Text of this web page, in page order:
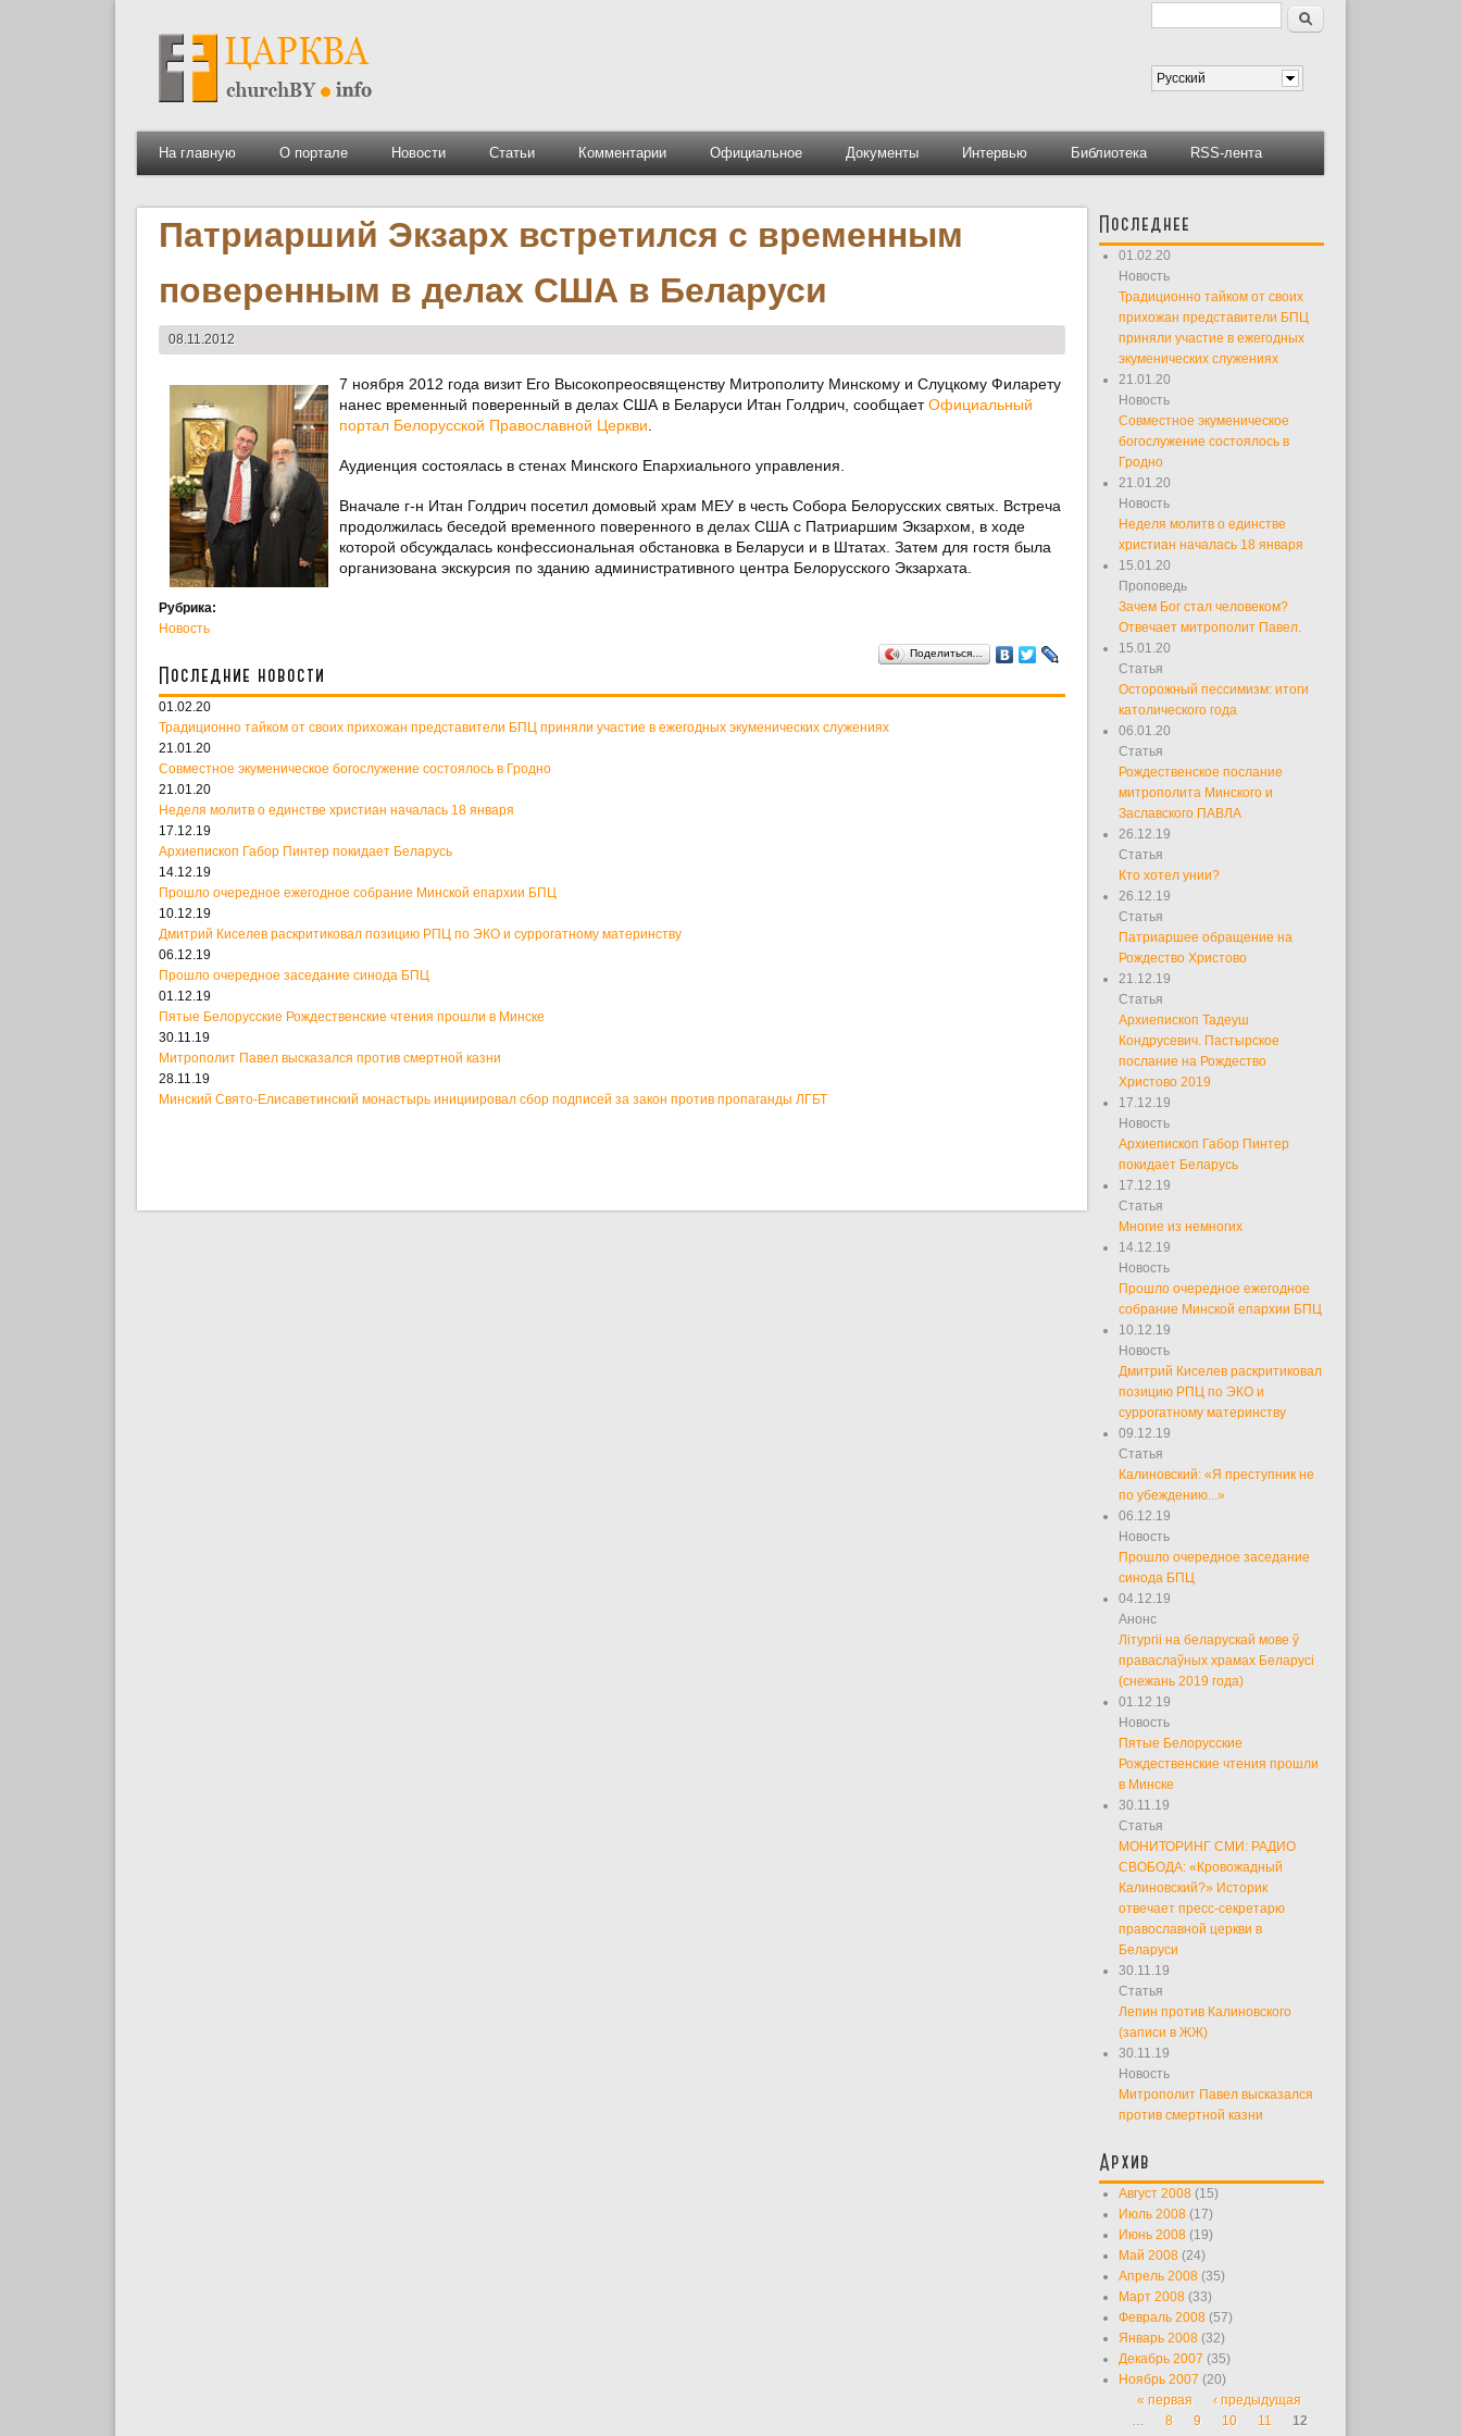
Форма поиска
Поиск
Русский
На главную О портале Новости Статьи Комментарии Официальное Документы Интервью Библиотека RSS-лента
Патриарший Экзарх встретился с временным
поверенным в делах США в Беларуси
08.11.2012
7 ноября 2012 года визит Его Высокопреосвященству Митрополиту Минскому и Слуцкому Филарету
нанес временный поверенный в делах США в Беларуси Итан Голдрич, сообщаетОфициальный
портал Белорусской Православной Церкви
Аудиенция состоялась в стенах Минского Епархиального управления.
Вначале г-н Итан Голдрич посетил домовый храм МЕУ в честь Собора Белорусских святых. Встреча
продолжилась беседой временного поверенного в делах США с Патриаршим Экзархом, в ходе
которой обсуждалась конфессиональная обстановка в Беларуси и в Штатах. Затем для гостя была
организована экскурсия по зданию административного центра Белорусского Экзархата.
Рубрика:
Новость
Поделиться…
Последние новости
01.02.20
Традиционно тайком от своих прихожан представители БПЦ приняли участие в ежегодных экуменических служениях
21.01.20
Совместное экуменическое богослужение состоялось в Гродно
21.01.20
Неделя молитв о единстве христиан началась 18 января
17.12.19
Архиепископ Габор Пинтер покидает Беларусь
14.12.19
Прошло очередное ежегодное собрание Минской епархии БПЦ
10.12.19
Дмитрий Киселев раскритиковал позицию РПЦ по ЭКО и суррогатному материнству
06.12.19
Прошло очередное заседание синода БПЦ
01.12.19
Пятые Белорусские Рождественские чтения прошли в Минске
30.11.19
Митрополит Павел высказался против смертной казни
28.11.19
Минский Свято-Елисаветинский монастырь инициировал сбор подписей за закон против пропаганды ЛГБТ
Последнее
01.02.20
Новость
Традиционно тайком от своих
прихожан представители БПЦ
приняли участие в ежегодных
экуменических служениях
21.01.20
Новость
Совместное экуменическое
богослужение состоялось в
Гродно
21.01.20
Новость
Неделя молитв о единстве
христиан началась 18 января
15.01.20
Проповедь
Зачем Бог стал человеком?
Отвечает митрополит Павел.
15.01.20
Статья
Осторожный пессимизм: итоги
католического года
06.01.20
Статья
Рождественское послание
митрополита Минского и
Заславского ПАВЛА
26.12.19
Статья
Кто хотел унии?
26.12.19
Статья
Патриаршее обращение на
Рождество Христово
21.12.19
Статья
Архиепископ Тадеуш
Кондрусевич. Пастырское
послание на Рождество
Христово 2019
17.12.19
Новость
Архиепископ Габор Пинтер
покидает Беларусь
17.12.19
Статья
Многие из немногих
14.12.19
Новость
Прошло очередное ежегодное
собрание Минской епархии БПЦ
10.12.19
Новость
Дмитрий Киселев раскритиковал
позицию РПЦ по ЭКО и
суррогатному материнству
09.12.19
Статья
Калиновский: «Я преступник не
по убеждению...»
06.12.19
Новость
Прошло очередное заседание
синода БПЦ
04.12.19
Анонс
Літургіі на беларускай мове ў
праваслаўных храмах Беларусі
(снежань 2019 года)
01.12.19
Новость
Пятые Белорусские
Рождественские чтения прошли
в Минске
30.11.19
Статья
МОНИТОРИНГ СМИ: РАДИО
СВОБОДА: «Кровожадный
Калиновский?» Историк
отвечает пресс-секретарю
православной церкви в
Беларуси
30.11.19
Статья
Лепин против Калиновского
(записи в ЖЖ)
30.11.19
Новость
Митрополит Павел высказался
против смертной казни
Архив
Август 2008 (15)
Июль 2008 (17)
Июнь 2008 (19)
Май 2008 (24)
Апрель 2008 (35)
Март 2008 (33)
Февраль 2008 (57)
Январь 2008 (32)
Декабрь 2007 (35)
Ноябрь 2007 (20)
Страницы
« первая
‹ предыдущая
…
8 9 10 11
12